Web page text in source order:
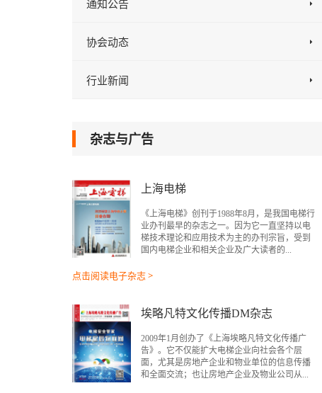
通知公告
协会动态
行业新闻
杂志与广告
上海电梯
《上海电梯》创刊于1988年8月，是我国电梯行
业办刊最早的杂志之一。因为它一直坚持以电
梯技术理论和应用技术为主的办刊宗旨，受到
国内电梯企业和相关企业及广大读者的...
点击阅读电子杂志 >
埃略凡特文化传播DM杂志
2009年1月创办了《上海埃略凡特文化传播广
告》。它不仅能扩大电梯企业向社会各个层
面，尤其是房地产企业和物业单位的信息传播
和全面交流；也让房地产企业及物业公司从...